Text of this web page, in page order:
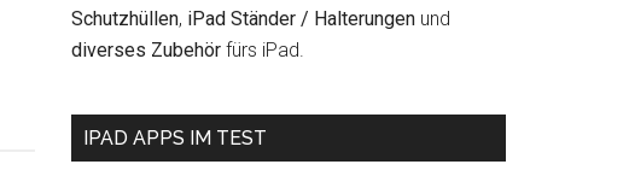
Schutzhüllen, iPad Ständer / Halterungen und
diverses Zubehör fürs iPad.
IPAD APPS IM TEST